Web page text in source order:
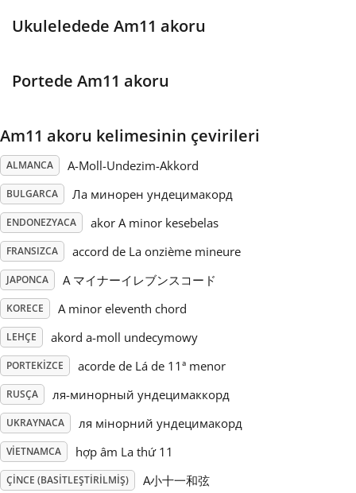
Русский
Svenska
Українська
简体中文
繁體中文
Ukuleledede Am11 akoru
Portede Am11 akoru
Am11 akoru kelimesinin çevirileri
ALMANCA A-Moll-Undezim-Akkord
BULGARCA Ла минорен ундецимакорд
ENDONEZYACA akor A minor kesebelas
FRANSIZCA accord de La onzième mineure
JAPONCA A マイナーイレブンスコード
KORECE A minor eleventh chord
LEHÇE akord a-moll undecymowy
PORTEKIZCE acorde de Lá de 11ª menor
RUSÇA ля-минорный ундецимаккорд
UKRAYNACA ля мінорний ундецимакорд
VIETNAMCA hợp âm La thứ 11
ÇINCE (BASITLEŞTIRILMIŞ) A小十一和弦